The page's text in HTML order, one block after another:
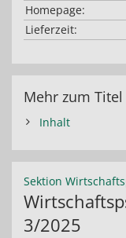
Homepage:
Lieferzeit:
Mehr zum Titel
Inhalt
Sektion
3/2025